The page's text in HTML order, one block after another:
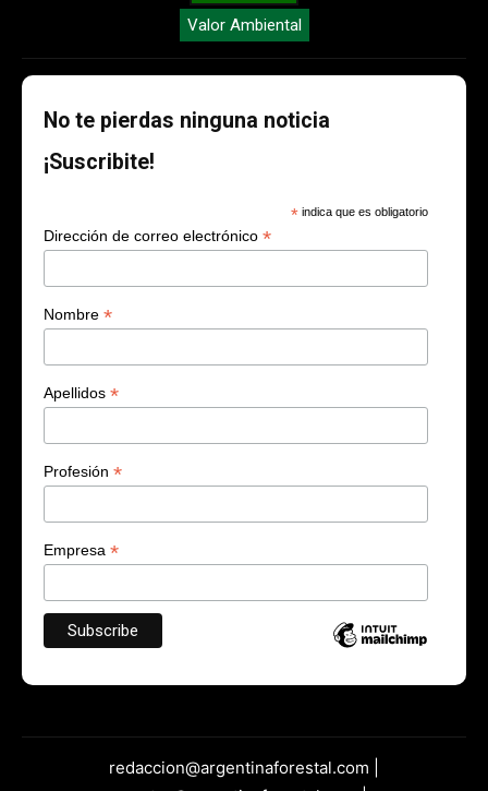
Valor Ambiental
No te pierdas ninguna noticia
¡Suscribite!
* indica que es obligatorio
Dirección de correo electrónico *
Nombre *
Apellidos *
Profesión *
Empresa *
redaccion@argentinaforestal.com |